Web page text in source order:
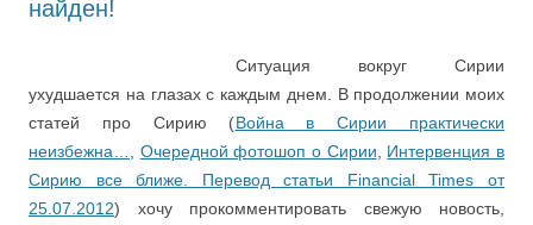
найден!
Ситуация вокруг Сирии
ухудшается на глазах с каждым днем. В продолжении моих
статей про Сирию (Война в Сирии практически
неизбежна…
Очередной фотошоп о Сирии
Интервенция в
Сирию все ближе. Перевод статьи Financial Times от
25.07.2012) хочу прокомментировать свежую новость,